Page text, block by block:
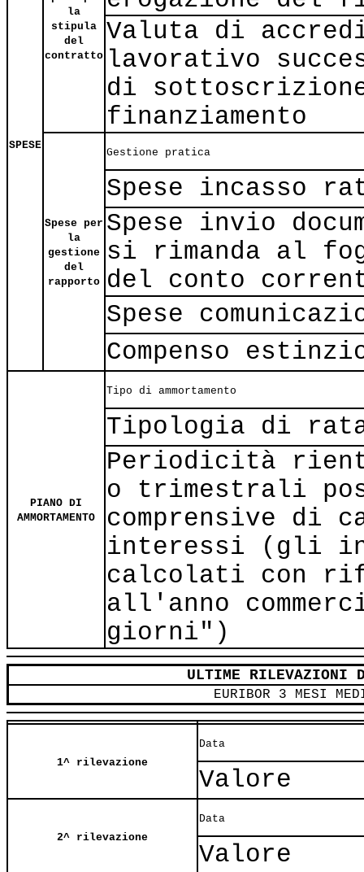
SPESE
la
stipula
del
contratto
Valuta di
lavorativo
di
finanziamento
Spese per
la
gestione
del
rapporto
Gestione pratica
Spese incasso
Spese invio
si rimanda al
del conto
Spese
Compenso
PIANO DI
AMMORTAMENTO
Tipo di ammortamento
Tipologia di
Periodicità
o trimestrali
comprensive di
interessi (gli
calcolati con
all'anno
giorni")
ULTIME RILEVAZIONI
EURIBOR 3 MESI
1^ rilevazione
Data
Valore
2^ rilevazione
Data
Valore